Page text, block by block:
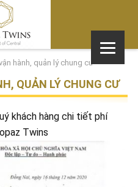
hành, quản lý chung cư
QUẢN LÝ CHUNG CƯ
khách hàng chi tiết phí
Twins